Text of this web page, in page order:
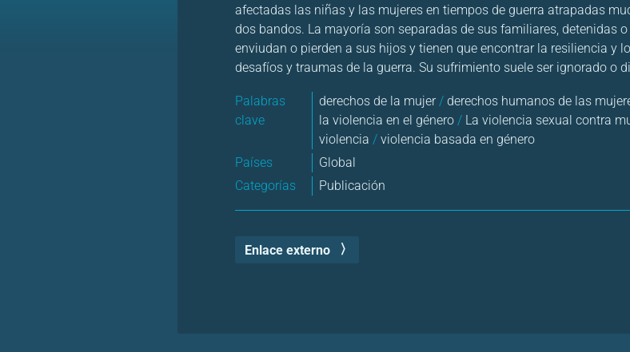
afectadas las niñas y las mujeres en tiempos de guerra atrapadas
dos bandos. La mayoría son separadas de sus familiares, detenidas
enviudan o pierden a sus hijos y tienen que encontrar la resiliencia y
desafíos y traumas de la guerra. Su sufrimiento suele ser ignorado o
Palabras
clave
derechos de la mujer/ derechos humanos de las
la violencia en el género / La violencia sexual contra
violencia / violencia basada en género
Países
Global
Categorías
Publicación
Enlace externo